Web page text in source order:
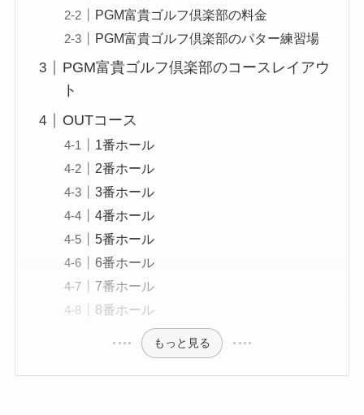
PGM富貴ゴルフ倶楽部の料金
PGM富貴ゴルフ倶楽部のパター練習場
PGM富貴ゴルフ倶楽部のコースレイアウ
ト
OUTコース
1番ホール
2番ホール
3番ホール
4番ホール
5番ホール
6番ホール
7番ホール
8番ホール
もっと見る